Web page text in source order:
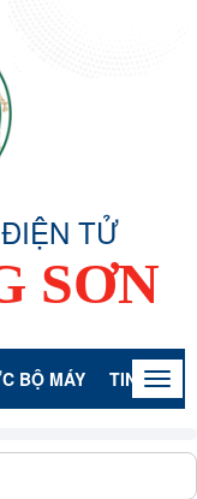
TỬ
SƠN
BỘ MÁY TIN TỨC -